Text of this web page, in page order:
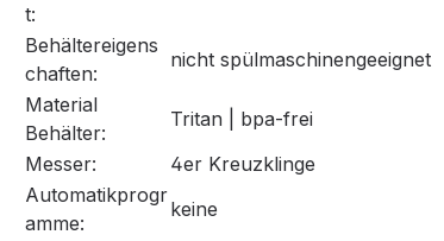
t:
Behältereigens
chaften:
nicht spülmaschinengeeignet
Material
Behälter:
Tritan | bpa-frei
Messer:
4er Kreuzklinge
Automatikprogr
amme:
keine